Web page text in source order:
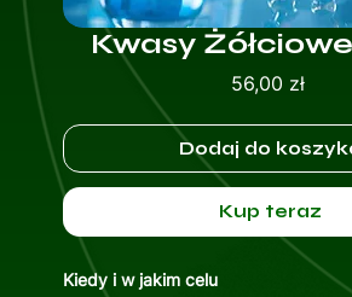
Kwasy
56,00 złCena
Dodaj do
Kup teraz
Kiedy i w jakim celu